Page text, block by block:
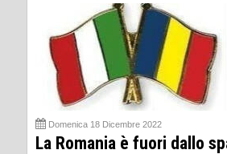
Domenica 18 Dicembre 2022
La Romania è fuori dallo